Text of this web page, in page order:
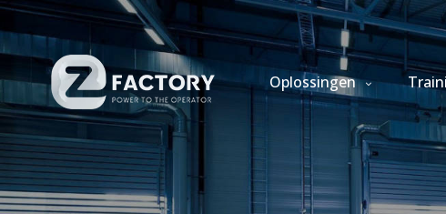
Oplossingen